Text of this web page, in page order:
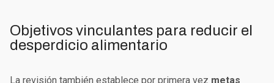
Objetivos vinculantes para reducir el
desperdicio alimentario
La revisión también establece por primera vez metas